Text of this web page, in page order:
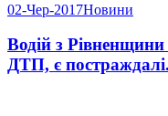
02-Чер-2017Новини
Водій з
ДТП, є постраждалі.